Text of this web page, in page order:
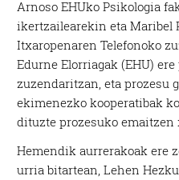
Arnoso EHUko Psikologia
ikertzailearekin eta Maribel
Itxaropenaren Telefonoko
Edurne Elorriagak (EHU)
zuzendaritzan, eta prozesu
ekimenezko kooperatibak
dituzte prozesuko
Hemendik aurrerakoak ere
urria bitartean, Lehen